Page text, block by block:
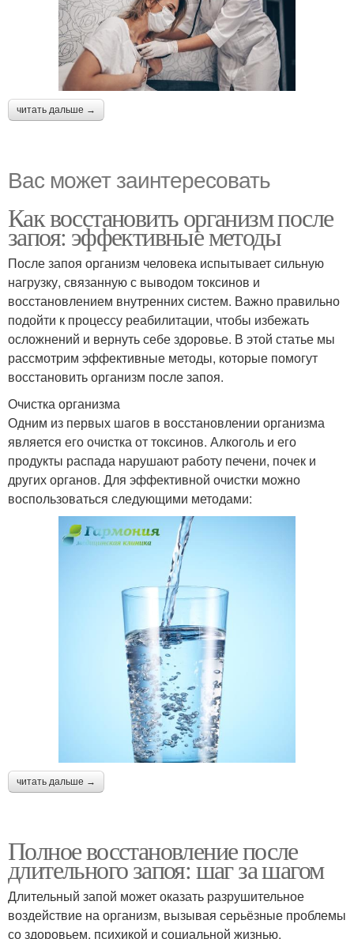
читать дальше →
Вас может заинтересовать
Как восстановить организм после
запоя: эффективные методы
После запоя организм человека испытывает сильную
нагрузку, связанную с выводом токсинов и
восстановлением внутренних систем. Важно правильно
подойти к процессу реабилитации, чтобы избежать
осложнений и вернуть себе здоровье. В этой статье мы
рассмотрим эффективные методы, которые помогут
восстановить организм после запоя.
Очистка организма
Одним из первых шагов в восстановлении организма
является его очистка от токсинов. Алкоголь и его
продукты распада нарушают работу печени, почек и
других органов. Для эффективной очистки можно
воспользоваться следующими методами:
читать дальше →
Полное восстановление после
длительного запоя: шаг за шагом
Длительный запой может оказать разрушительное
воздействие на организм, вызывая серьёзные проблемы
со здоровьем, психикой и социальной жизнью.